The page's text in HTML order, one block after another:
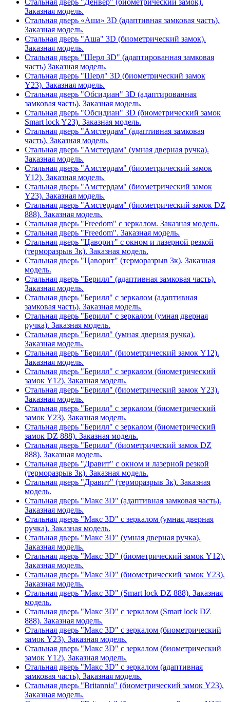
Заказная модель.
Стальная дверь «Аша» 3D (адаптивная замковая часть).
Заказная модель.
Стальная дверь "Аша" 3D (биометрический замок).
Заказная модель.
Стальная дверь "Шерл 3D" (адаптированная замковая
часть) Заказная модель.
Стальная дверь "Шерл" 3D (биометрический замок
Y23). Заказная модель.
Стальная дверь "Обсидиан" 3D (адаптированная
замковая часть). Заказная модель.
Стальная дверь "Обсидиан" 3D (биометрический замок
Smart lock Y23). Заказная модель.
Стальная дверь "Амстердам" (адаптивная замковая
часть). Заказная модель.
Стальная дверь "Амстердам" (умная дверная ручка).
Заказная модель.
Стальная дверь "Амстердам" (биометрический замок
Y12). Заказная модель.
Стальная дверь "Амстердам" (биометрический замок
Y23). Заказная модель.
Стальная дверь "Амстердам" (биометрический замок DZ
888). Заказная модель.
Стальная дверь "Freedom" с зеркалом. Заказная модель.
Стальная дверь "Freedom". Заказная модель.
Стальная дверь "Цаворит" с окном и лазерной резкой
(терморазрыв 3к). Заказная модель.
Стальная дверь "Цаворит" (терморазрыв 3к). Заказная
модель.
Стальная дверь "Берилл" (адаптивная замковая часть).
Заказная модель.
Стальная дверь "Берилл" с зеркалом (адаптивная
замковая часть). Заказная модель.
Стальная дверь "Берилл" с зеркалом (умная дверная
ручка). Заказная модель.
Стальная дверь "Берилл" (умная дверная ручка).
Заказная модель.
Стальная дверь "Берилл" (биометрический замок Y12).
Заказная модель.
Стальная дверь "Берилл" с зеркалом (биометрический
замок Y12). Заказная модель.
Стальная дверь "Берилл" (биометрический замок Y23).
Заказная модель.
Стальная дверь "Берилл" с зеркалом (биометрический
замок Y23). Заказная модель.
Стальная дверь "Берилл" с зеркалом (биометрический
замок DZ 888). Заказная модель.
Стальная дверь "Берилл" (биометрический замок DZ
888). Заказная модель.
Стальная дверь "Дравит" с окном и лазерной резкой
(терморазрыв 3к). Заказная модель.
Стальная дверь "Дравит" (терморазрыв 3к). Заказная
модель.
Стальная дверь "Макс 3D" (адаптивная замковая часть).
Заказная модель.
Стальная дверь "Макс 3D" с зеркалом (умная дверная
ручка). Заказная модель.
Стальная дверь "Макс 3D" (умная дверная ручка).
Заказная модель.
Стальная дверь "Макс 3D" (биометрический замок Y12).
Заказная модель.
Стальная дверь "Макс 3D" (биометрический замок Y23).
Заказная модель.
Стальная дверь "Макс 3D" (Smart lock DZ 888). Заказная
модель.
Стальная дверь "Макс 3D" с зеркалом (Smart lock DZ
888). Заказная модель.
Стальная дверь "Макс 3D" с зеркалом (биометрический
замок Y23). Заказная модель.
Стальная дверь "Макс 3D" с зеркалом (биометрический
замок Y12). Заказная модель.
Стальная дверь "Макс 3D" с зеркалом (адаптивная
замковая часть). Заказная модель.
Стальная дверь "Britannia" (биометрический замок Y23).
Заказная модель.